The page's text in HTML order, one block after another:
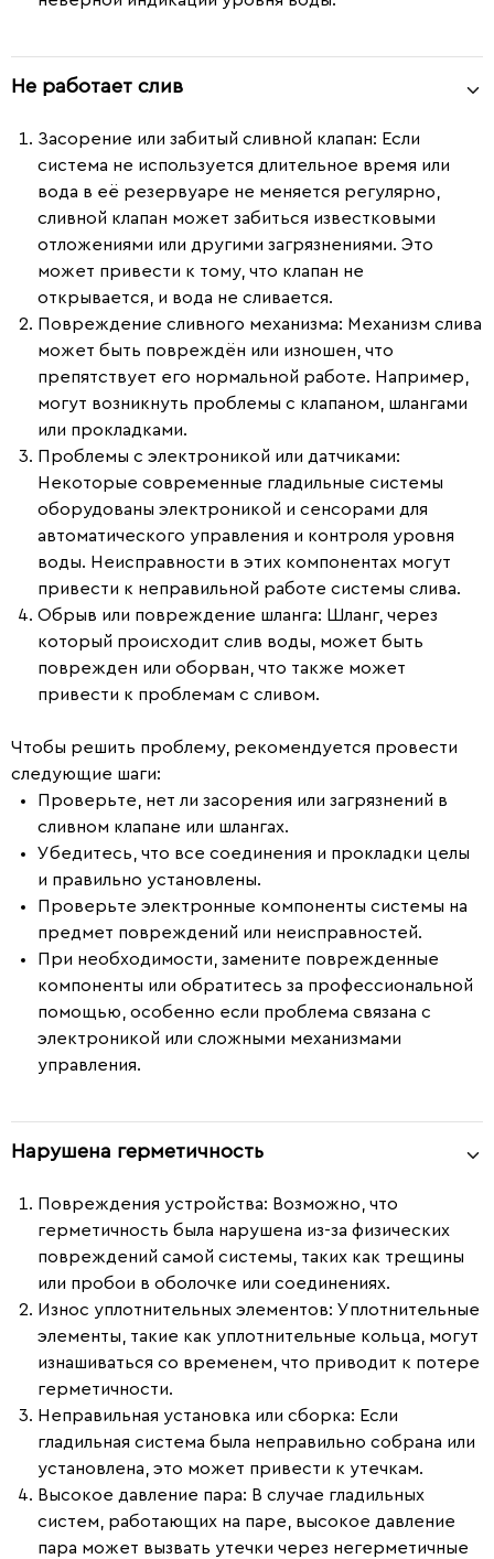
Не работает слив
Засорение или забитый сливной клапан: Если
система не используется длительное время или
вода в её резервуаре не меняется регулярно,
сливной клапан может забиться известковыми
отложениями или другими загрязнениями. Это
может привести к тому, что клапан не
открывается, и вода не сливается.
Повреждение сливного механизма: Механизм слива
может быть повреждён или изношен, что
препятствует его нормальной работе. Например,
могут возникнуть проблемы с клапаном, шлангами
или прокладками.
Проблемы с электроникой или датчиками:
Некоторые современные гладильные системы
оборудованы электроникой и сенсорами для
автоматического управления и контроля уровня
воды. Неисправности в этих компонентах могут
привести к неправильной работе системы слива.
Обрыв или повреждение шланга: Шланг, через
который происходит слив воды, может быть
поврежден или оборван, что также может
привести к проблемам с сливом.
Чтобы решить проблему, рекомендуется провести
следующие шаги:
Проверьте, нет ли засорения или загрязнений в
сливном клапане или шлангах.
Убедитесь, что все соединения и прокладки целы
и правильно установлены.
Проверьте электронные компоненты системы на
предмет повреждений или неисправностей.
При необходимости, замените поврежденные
компоненты или обратитесь за профессиональной
помощью, особенно если проблема связана с
электроникой или сложными механизмами
управления.
Нарушена герметичность
Повреждения устройства: Возможно, что
герметичность была нарушена из-за физических
повреждений самой системы, таких как трещины
или пробои в оболочке или соединениях.
Износ уплотнительных элементов: Уплотнительные
элементы, такие как уплотнительные кольца, могут
изнашиваться со временем, что приводит к потере
герметичности.
Неправильная установка или сборка: Если
гладильная система была неправильно собрана или
установлена, это может привести к утечкам.
Высокое давление пара: В случае гладильных
систем, работающих на паре, высокое давление
пара может вызвать утечки через негерметичные